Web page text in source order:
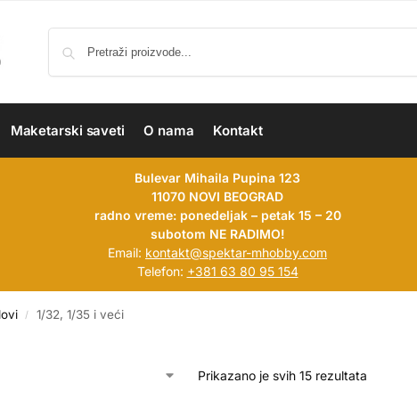
Maketarski saveti O nama Kontakt
Bulevar Mihaila Pupina 123
11070 NOVI BEOGRAD
radno vreme: ponedeljak – petak 15 – 20
subotom NE RADIMO!
Email: kontakt@spektar-mhobby.com
Telefon: +381 63 80 95 154
/ 1/32, 1/35 i veći
Prikazano je svih 15 rezultata